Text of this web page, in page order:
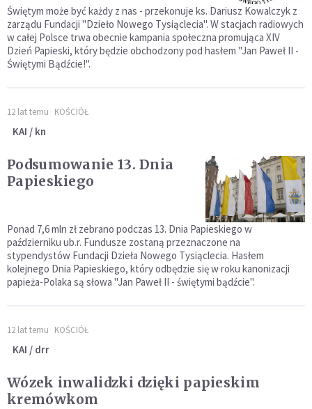
Świętym może być każdy z nas - przekonuje ks. Dariusz Kowalczyk z
zarządu Fundacji "Dzieło Nowego Tysiąclecia". W stacjach radiowych
w całej Polsce trwa obecnie kampania społeczna promująca XIV
Dzień Papieski, który będzie obchodzony pod hasłem "Jan Paweł II -
Świętymi Bądźcie!".
12 lat temu KOŚCIÓŁ
KAI / kn
Podsumowanie 13. Dnia
Papieskiego
Ponad 7,6 mln zł zebrano podczas 13. Dnia Papieskiego w
październiku ub.r. Fundusze zostaną przeznaczone na
stypendystów Fundacji Dzieła Nowego Tysiąclecia. Hasłem
kolejnego Dnia Papieskiego, który odbędzie się w roku kanonizacji
papieża-Polaka są słowa "Jan Paweł II - świętymi bądźcie".
12 lat temu KOŚCIÓŁ
KAI / drr
Wózek inwalidzki dzięki papieskim
kremówkom